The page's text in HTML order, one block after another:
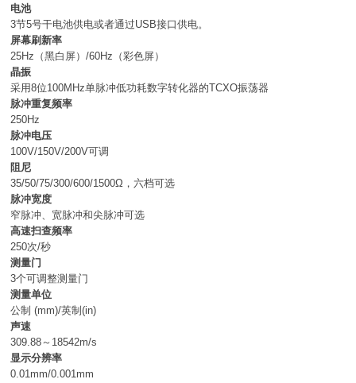
电池
3节5号干电池供电或者通过USB接口供电。
屏幕刷新率
25Hz（黑白屏）/60Hz（彩色屏）
晶振
采用8位100MHz单脉冲低功耗数字转化器的TCXO振荡器
脉冲重复频率
250Hz
脉冲电压
100V/150V/200V可调
阻尼
35/50/75/300/600/1500Ω，六档可选
脉冲宽度
窄脉冲、宽脉冲和尖脉冲可选
高速扫查频率
250次/秒
测量门
3个可调整测量门
测量单位
公制 (mm)/英制(in)
声速
309.88～18542m/s
显示分辨率
0.01mm/0.001mm